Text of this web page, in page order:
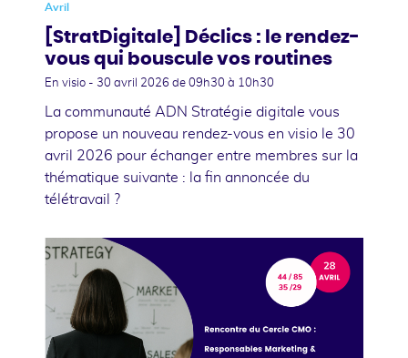
Avril
[StratDigitale] Déclics : le rendez-
vous qui bouscule vos routines
En visio - 30 avril 2026 de 09h30 à 10h30
La communauté ADN Stratégie digitale vous
propose un nouveau rendez-vous en visio le 30
avril 2026 pour échanger entre membres sur la
thématique suivante : la fin annoncée du
télétravail ?